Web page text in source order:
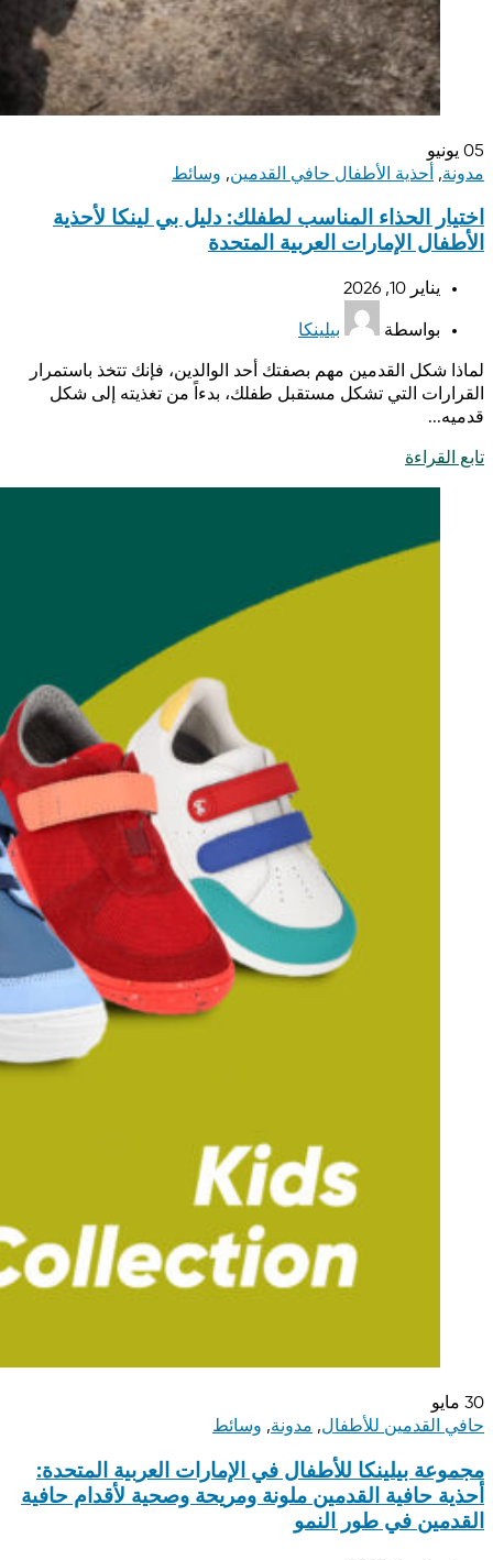
05 يونيو
مدونة, أحذية الأطفال حافي القدمين, وسائط
اختيار الحذاء المناسب لطفلك: دليل بي لينكا لأحذية
الأطفال الإمارات العربية المتحدة
يناير 10, 2026
بواسطة بيلينكا
لماذا شكل القدمين مهم بصفتك أحد الوالدين، فإنك تتخذ باستمرار
القرارات التي تشكل مستقبل طفلك، بدءاً من تغذيته إلى شكل
قدميه...
تابع القراءة
30 مايو
حافي القدمين للأطفال, مدونة, وسائط
مجموعة بيلينكا للأطفال في الإمارات العربية المتحدة:
أحذية حافية القدمين ملونة ومريحة وصحية لأقدام حافية
القدمين في طور النمو